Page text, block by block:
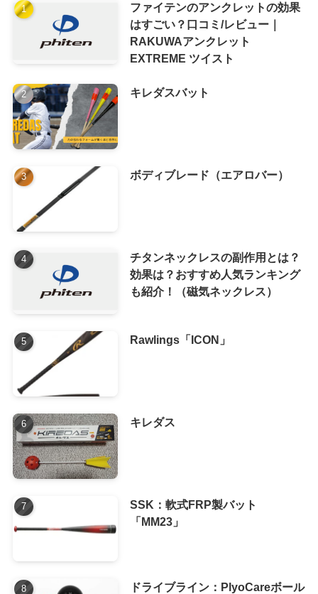
ファイテンのアンクレットの効果
はすごい？口コミ/レビュー｜
RAKUWAアンクレット
EXTREME ツイスト
キレダスバット
ボディブレード（エアロバー）
チタンネックレスの副作用とは？
効果は？おすすめ人気ランキング
も紹介！（磁気ネックレス）
Rawlings「ICON」
キレダス
SSK：軟式FRP製バット
「MM23」
ドライブライン：PlyoCareボール